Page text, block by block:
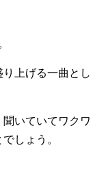
上げる一曲とし
いていてワクワ
しょう。